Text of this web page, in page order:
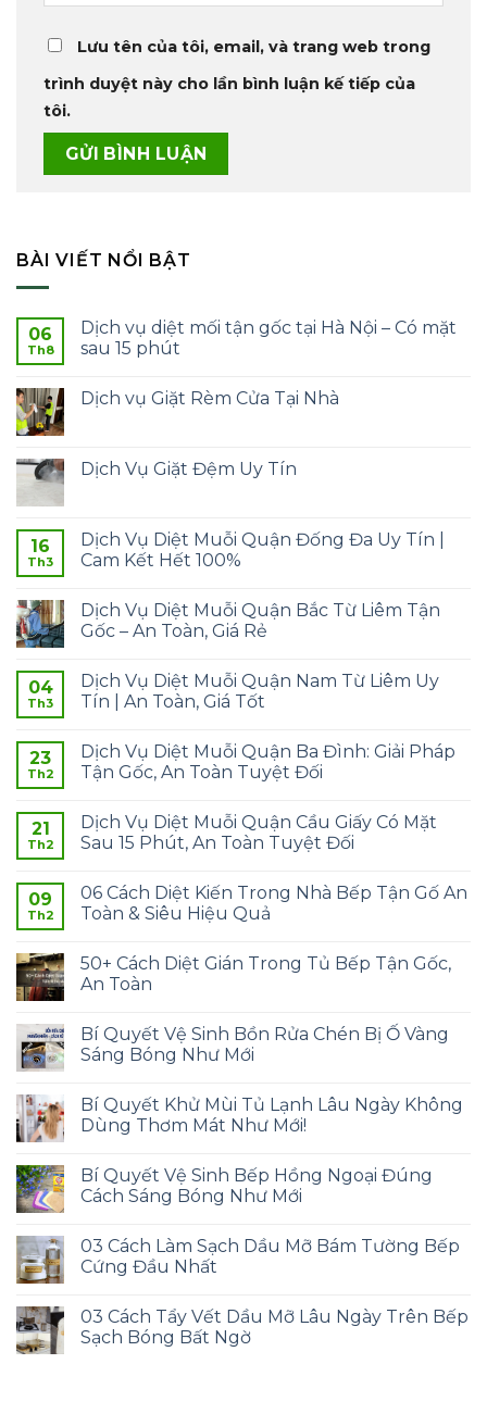
Lưu tên của tôi, email, và trang web trong
trình duyệt này cho lần bình luận kế tiếp của
tôi.
BÀI VIẾT NỔI BẬT
06
Th8
Dịch vụ diệt mối tận gốc tại Hà Nội – Có mặt
sau 15 phút
Dịch vụ Giặt Rèm Cửa Tại Nhà
Dịch Vụ Giặt Đệm Uy Tín
16
Th3
Dịch Vụ Diệt Muỗi Quận Đống Đa Uy Tín |
Cam Kết Hết 100%
Dịch Vụ Diệt Muỗi Quận Bắc Từ Liêm Tận
Gốc – An Toàn, Giá Rẻ
04
Th3
Dịch Vụ Diệt Muỗi Quận Nam Từ Liêm Uy
Tín | An Toàn, Giá Tốt
23
Th2
Dịch Vụ Diệt Muỗi Quận Ba Đình: Giải Pháp
Tận Gốc, An Toàn Tuyệt Đối
21
Th2
Dịch Vụ Diệt Muỗi Quận Cầu Giấy Có Mặt
Sau 15 Phút, An Toàn Tuyệt Đối
09
Th2
06 Cách Diệt Kiến Trong Nhà Bếp Tận Gố An
Toàn & Siêu Hiệu Quả
50+ Cách Diệt Gián Trong Tủ Bếp Tận Gốc,
An Toàn
Bí Quyết Vệ Sinh Bồn Rửa Chén Bị Ố Vàng
Sáng Bóng Như Mới
Bí Quyết Khử Mùi Tủ Lạnh Lâu Ngày Không
Dùng Thơm Mát Như Mới!
Bí Quyết Vệ Sinh Bếp Hồng Ngoại Đúng
Cách Sáng Bóng Như Mới
03 Cách Làm Sạch Dầu Mỡ Bám Tường Bếp
Cứng Đầu Nhất
03 Cách Tẩy Vết Dầu Mỡ Lâu Ngày Trên Bếp
Sạch Bóng Bất Ngờ